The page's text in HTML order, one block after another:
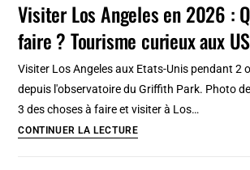
Visiter Los Angeles en 2026 :
faire ? Tourisme curieux aux
Visiter Los Angeles aux Etats-Unis pendant 2
depuis l'observatoire du Griffith Park. Photo
3 des choses à faire et visiter à Los…
CONTINUER LA LECTUREVisiter